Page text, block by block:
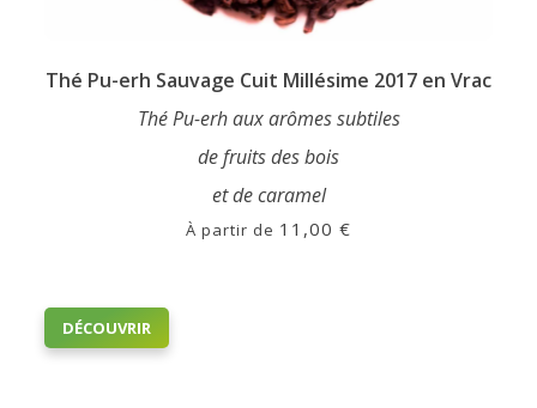
Thé Pu-erh Sauvage Cuit Millésime 2017 en Vrac
Thé Pu-erh aux arômes subtiles
de fruits des bois
et de caramel
À partir de 11,00 €
DÉCOUVRIR